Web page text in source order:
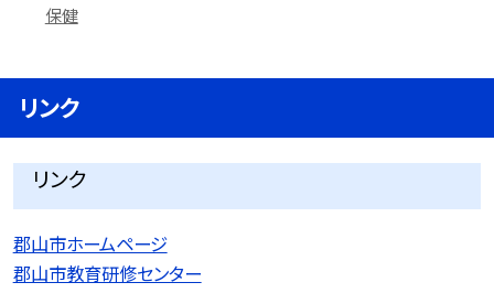
保健
リンク
リンク
郡山市ホームページ
郡山市教育研修センター